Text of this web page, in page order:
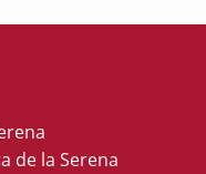
de la Serena